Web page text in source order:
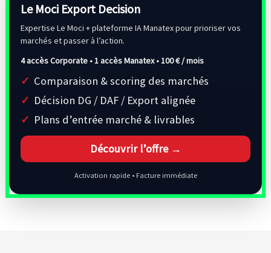
Le Moci Export Decision
Expertise Le Moci + plateforme IA Manatex pour prioriser vos
marchés et passer à l’action.
4 accès Corporate • 1 accès Manatex •100 € / mois
Comparaison & scoring des marchés
Décision DG / DAF / Export alignée
Plans d’entrée marché & livrables
Découvrir l’offre →
Activation rapide • Facture immédiate